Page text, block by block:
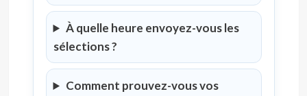
À quelle heure envoyez-vous les
sélections ?
Comment prouvez-vous vos